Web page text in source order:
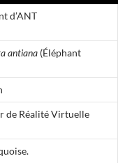
d’ANT
antiana (Éléphant
de Réalité Virtuelle